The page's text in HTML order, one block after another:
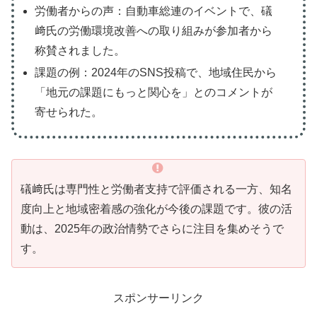
労働者からの声：自動車総連のイベントで、礒
﨑氏の労働環境改善への取り組みが参加者から
称賛されました。
課題の例：2024年のSNS投稿で、地域住民から
「地元の課題にもっと関心を」とのコメントが
寄せられた。
礒﨑氏は専門性と労働者支持で評価される一方、知名
度向上と地域密着感の強化が今後の課題です。彼の活
動は、2025年の政治情勢でさらに注目を集めそうで
す。
スポンサーリンク